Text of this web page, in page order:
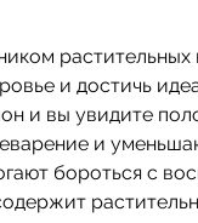
и достичь
и вы увидите
и
бороться с